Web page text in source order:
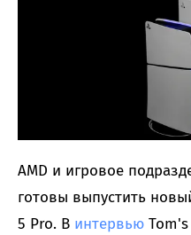
AMD и игровое
готовы выпустить
5 Pro. В интервью